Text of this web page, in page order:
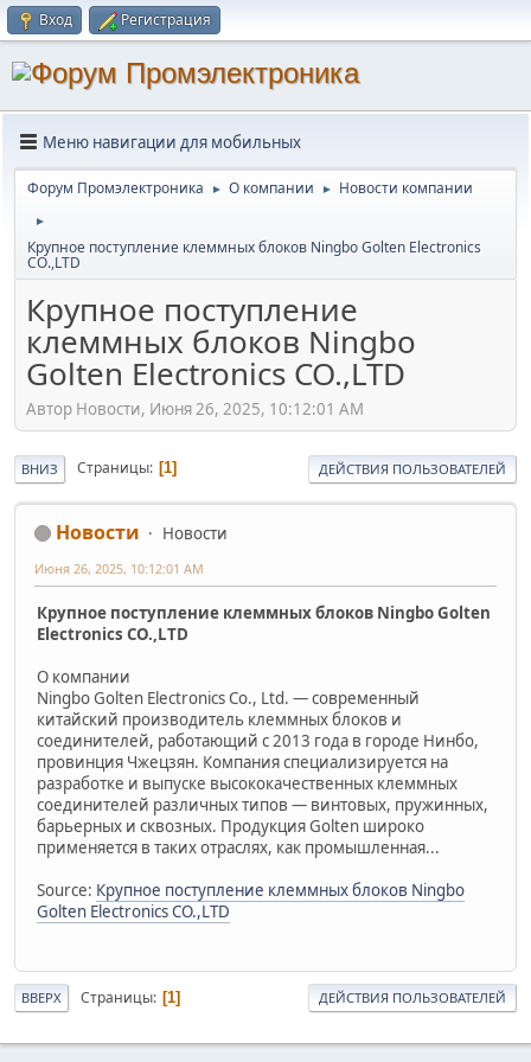
Вход Регистрация
Меню навигации для мобильных
Форум Промэлектроника ► О компании ► Новости компании
►
Крупное поступление клеммных блоков Ningbo Golten Electronics
CO.,LTD
Крупное поступление
клеммных блоков Ningbo
Golten Electronics CO.,LTD
Автор Новости, Июня 26, 2025, 10:12:01 AM
ВНИЗ Страницы 1 ДЕЙСТВИЯ ПОЛЬЗОВАТЕЛЕЙ
Новости Новости
Июня 26, 2025, 10:12:01 AM
Крупное поступление клеммных блоков Ningbo Golten
Electronics CO.,LTD
О компании
Ningbo Golten Electronics Co., Ltd. — современный
китайский производитель клеммных блоков и
соединителей, работающий с 2013 года в городе Нинбо,
провинция Чжецзян. Компания специализируется на
разработке и выпуске высококачественных клеммных
соединителей различных типов — винтовых, пружинных,
барьерных и сквозных. Продукция Golten широко
применяется в таких отраслях, как промышленная...
Source: Крупное поступление клеммных блоков Ningbo
Golten Electronics CO.,LTD
ВВЕРХ Страницы 1 ДЕЙСТВИЯ ПОЛЬЗОВАТЕЛЕЙ